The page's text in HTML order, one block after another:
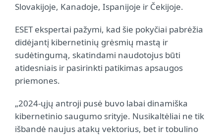
Slovakijoje, Kanadoje, Ispanijoje ir Čekijoje.
ESET ekspertai pažymi, kad šie pokyčiai pabrėžia
didėjantį kibernetinių grėsmių mastą ir
sudėtingumą, skatindami naudotojus būti
atidesniais ir pasirinkti patikimas apsaugos
priemones.
„2024-ųjų antroji pusė buvo labai dinamiška
kibernetinio saugumo srityje. Nusikaltėliai ne tik
išbandė naujus atakų vektorius, bet ir tobulino